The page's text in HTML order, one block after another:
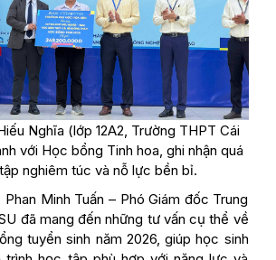
Nghĩa (lớp 12A2, Trường THPT Cái
với Học bổng Tinh hoa, ghi nhận quá
nghiêm túc và nỗ lực bền bỉ.
Minh Tuấn – Phó Giám đốc Trung
đã mang đến những tư vấn cụ thể về
tuyển sinh năm 2026, giúp học sinh